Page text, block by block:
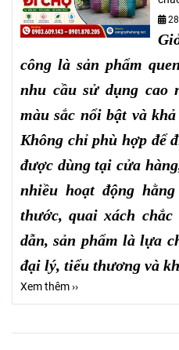
công là sản phẩm
nhu cầu sử dụng cao
màu sắc nổi bật và
Không chỉ phù hợp để
được dùng tại cửa
nhiều hoạt động
thước, quai xách
dẫn, sản phẩm là lựa
đại lý, tiểu thương và
Xem thêm ››